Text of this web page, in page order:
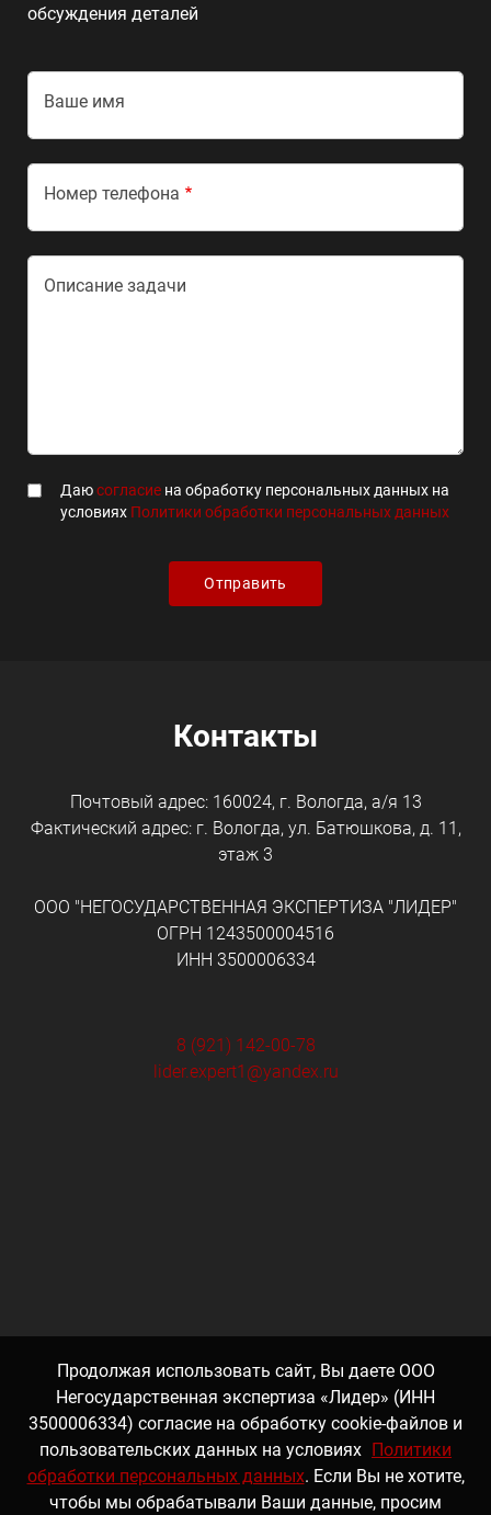
обсуждения деталей
Ваше имя
Номер телефона
Описание задачи
Даюсогласиена обработку персональных данных на
условиях Политики обработки персональных данных
Контакты
Почтовый адрес: 160024, г. Вологда, а/я 13
Фактический адрес: г. Вологда, ул. Батюшкова, д. 11,
этаж 3
ООО "НЕГОСУДАРСТВЕННАЯ ЭКСПЕРТИЗА "ЛИДЕР"
ОГРН 1243500004516
ИНН 3500006334
8 (921) 142-00-78
lider.expert1@yandex.ru
Продолжая использовать сайт, Вы даете ООО
Негосударственная экспертиза «Лидер» (ИНН
3500006334) согласие на обработку cookie-файлов и
пользовательских данных на условиях Политики
обработки персональных данных. Если Вы не хотите,
чтобы мы обрабатывали Ваши данные, просим